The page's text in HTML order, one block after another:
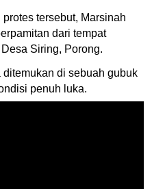
tersebut, Marsinah
dari tempat
Siring, Porong.
di sebuah gubuk
penuh luka.